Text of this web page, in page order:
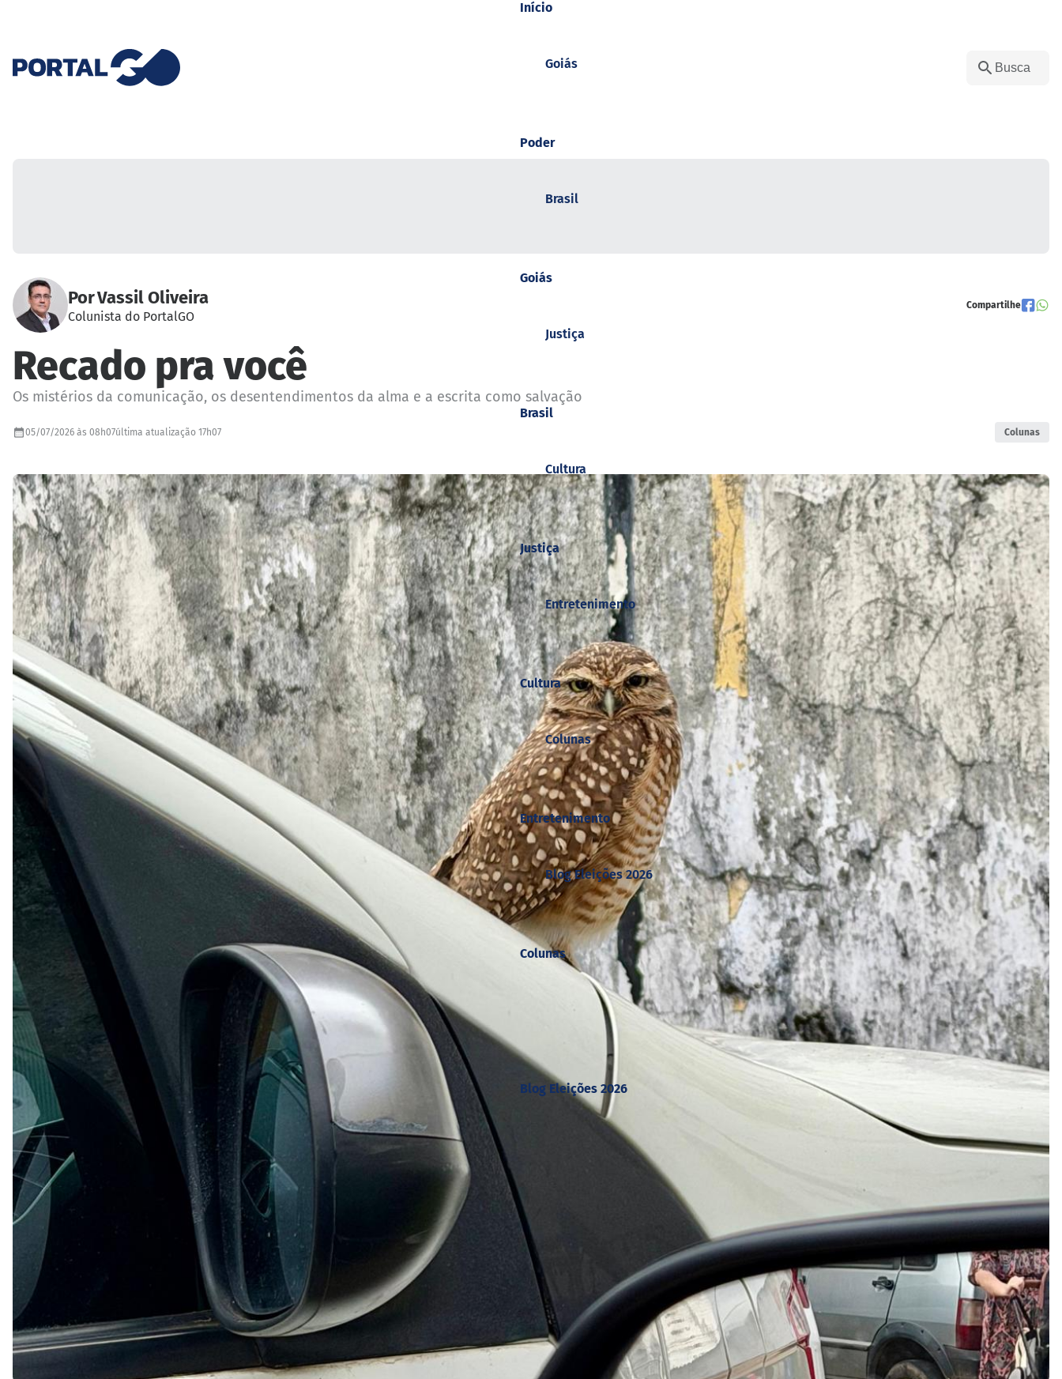
Goiás
Brasil
Justiça
Cultura
Entretenimento
Colunas
Blog Eleições 2026
Início
Poder
Goiás
Brasil
Justiça
Cultura
Entretenimento
Colunas
Blog Eleições 2026
PorVassil Oliveira
Colunista do PortalGO
Compartilhe
Recado pra você
Os mistérios da comunicação, os desentendimentos da alma e a escrita como salvação
05/07/2026 às 08h07última atualização 17h07 Colunas